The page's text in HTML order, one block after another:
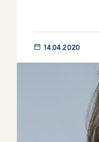
14.04.2020
DESCUBRIR